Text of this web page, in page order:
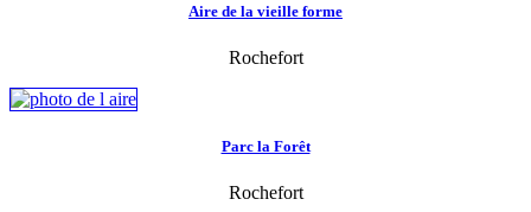
Aire de la vieille forme
Rochefort
Parc la Forêt
Rochefort